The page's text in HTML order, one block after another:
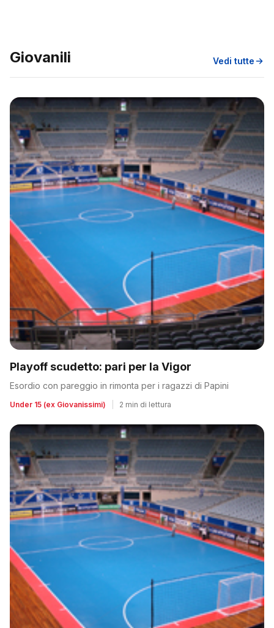
Giovanili Vedi tutte
Playoff scudetto: pari per la Vigor
Esordio con pareggio in rimonta per i ragazzi di Papini
Under 15 (ex Giovanissimi) 2 min di lettura